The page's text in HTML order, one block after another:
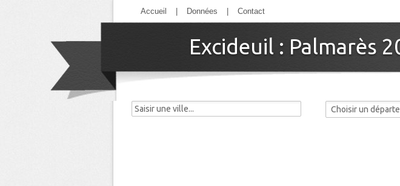
Accueil Données Contact
Excideuil : Palmarès